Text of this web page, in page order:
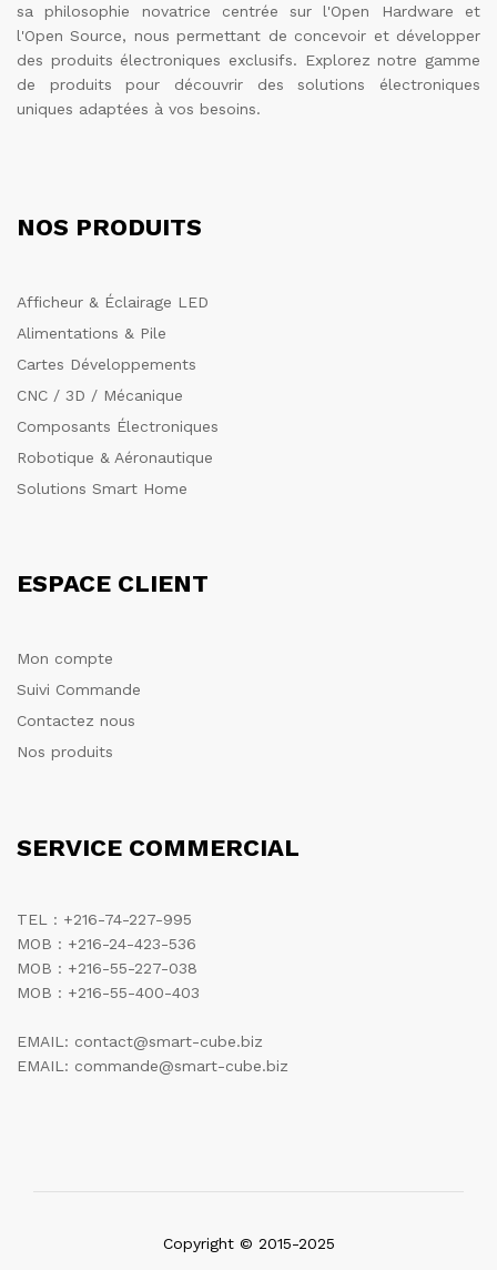
sa philosophie novatrice centrée sur l'Open Hardware et
l'Open Source, nous permettant de concevoir et développer
des produits électroniques exclusifs. Explorez notre gamme
de produits pour découvrir des solutions électroniques
uniques adaptées à vos besoins.
NOS PRODUITS
Afficheur & Éclairage LED
Alimentations & Pile
Cartes Développements
CNC / 3D / Mécanique
Composants Électroniques
Robotique & Aéronautique
Solutions Smart Home
ESPACE CLIENT
Mon compte
Suivi Commande
Contactez nous
Nos produits
SERVICE COMMERCIAL
TEL : +216-74-227-995
MOB : +216-24-423-536
MOB : +216-55-227-038
MOB : +216-55-400-403
EMAIL: contact@smart-cube.biz
EMAIL: commande@smart-cube.biz
Copyright © 2015-2025